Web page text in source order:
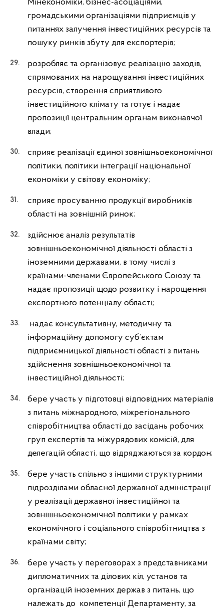
Мінекономіки, бізнес-асоціаціями,
громадськими організаціями підприємців у
питаннях залучення інвестиційних ресурсів та
пошуку ринків збуту для експортерів;
розробляє та організовує реалізацію заходів,
спрямованих на нарощування інвестиційних
ресурсів, створення сприятливого
інвестиційного клімату та готує і надає
пропозиції центральним органам виконавчої
влади;
сприяє реалізації єдиної зовнішньоекономічної
політики, політики інтеграції національної
економіки у світову економіку;
сприяє просуванню продукції виробників
області на зовнішній ринок;
здійснює аналіз результатів
зовнішньоекономічної діяльності області з
іноземними державами, в тому числі з
країнами-членами Європейського Союзу та
надає пропозиції щодо розвитку і нарощення
експортного потенціалу області;
надає консультативну, методичну та
інформаційну допомогу суб’єктам
підприємницької діяльності області з питань
здійснення зовнішньоекономічної та
інвестиційної діяльності;
бере участь у підготовці відповідних матеріалів
з питань міжнародного, міжрегіонального
співробітництва області до засідань робочих
груп експертів та міжурядових комісій, для
делегацій області, що відряджаються за кордон;
бере участь спільно з іншими структурними
підрозділами обласної державної адміністрації
у реалізації державної інвестиційної та
зовнішньоекономічної політики у рамках
економічного і соціального співробітництва з
країнами світу;
бере участь у переговорах з представниками
дипломатичних та ділових кіл, установ та
організацій іноземних держав з питань, що
належать до компетенції Департаменту, за